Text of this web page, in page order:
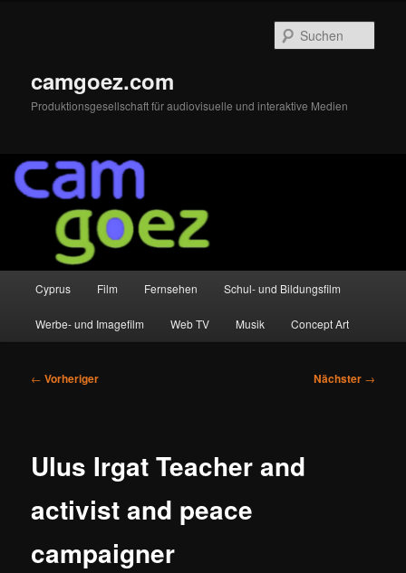
camgoez.com
Produktionsgesellschaft für audiovisuelle und interaktive Medien
Cyprus Film Fernsehen Schul- und Bildungsfilm
Werbe- und Imagefilm Web TV Musik Concept Art
Beitragsnavigation
← Vorheriger Nächster →
Ulus Irgat Teacher and
activist and peace
campaigner